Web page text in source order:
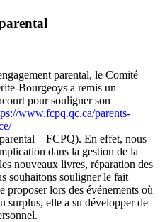
parental, le Comité
Bourgeoys a remis un
pour souligner son
www.fcpq.qc.ca/parents-
– FCPQ). En effet, nous
dans la gestion de la
nouveaux livres, réparation des
souhaitons souligner le fait
proposer lors des événements où
surplus, elle a su développer de